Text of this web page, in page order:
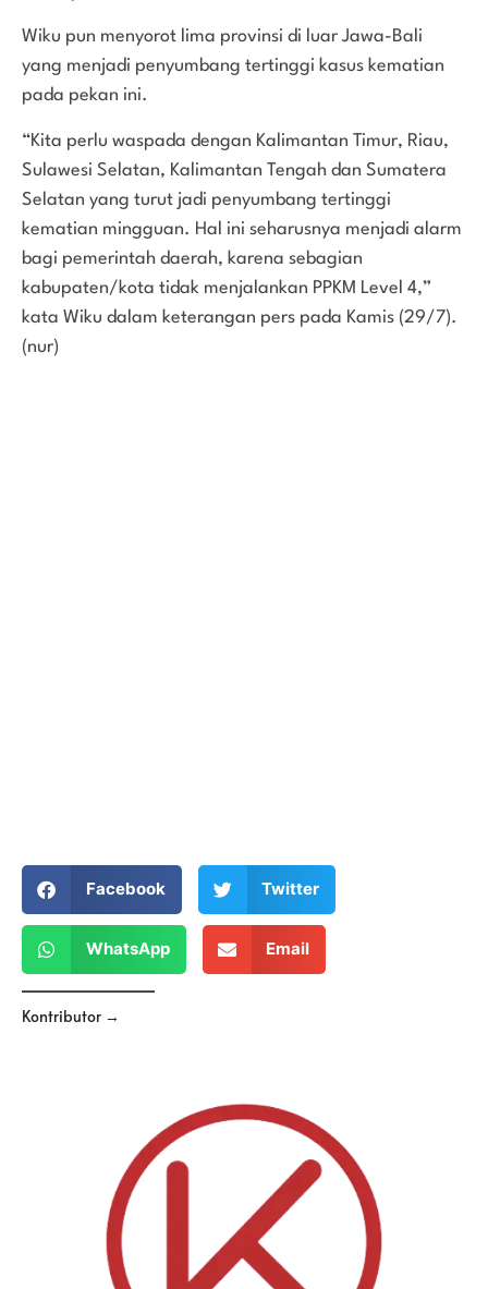
Wiku pun menyorot lima provinsi di luar Jawa-Bali
yang menjadi penyumbang tertinggi kasus kematian
pada pekan ini.
“Kita perlu waspada dengan Kalimantan Timur, Riau,
Sulawesi Selatan, Kalimantan Tengah dan Sumatera
Selatan yang turut jadi penyumbang tertinggi
kematian mingguan. Hal ini seharusnya menjadi alarm
bagi pemerintah daerah, karena sebagian
kabupaten/kota tidak menjalankan PPKM Level 4,”
kata Wiku dalam keterangan pers pada Kamis (29/7).
(nur)
Facebook Twitter
WhatsApp Email
Kontributor →